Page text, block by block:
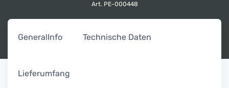
Art. PE-000448
GeneralInfo Technische Daten
Lieferumfang